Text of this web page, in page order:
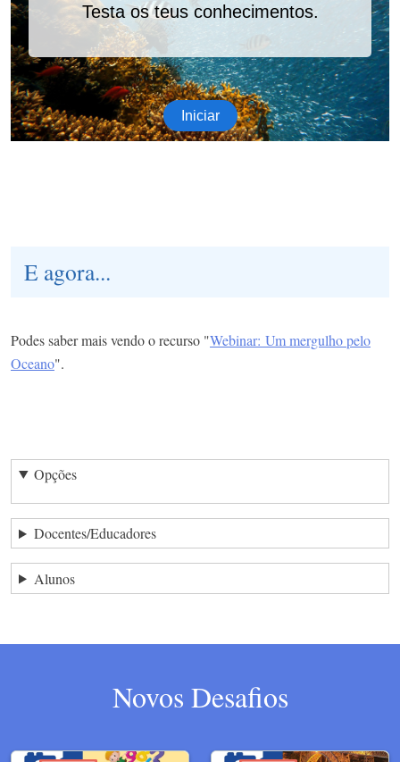
E agora...
Podes saber mais vendo o recurso "Webinar: Um mergulho pelo
Oceano".
Opções
Docentes/Educadores
Alunos
Novos Desafios